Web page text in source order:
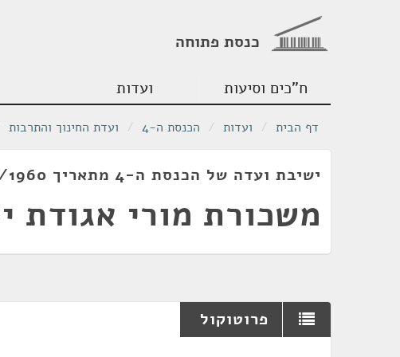
כנסת פתוחה
ח"כים וסיעות ועדות
דף הבית / ועדות / הכנסת ה-4 / ועדת החינוך והתרבות
ישיבת ועדה של הכנסת ה-4 מתאריך 09/08/1960
משכורת מורי אגודת
פרוטוקול